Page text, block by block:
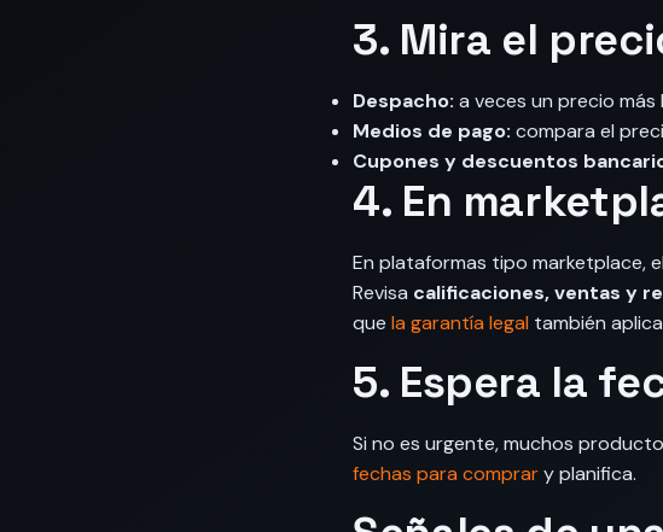
3. Mira el
Despacho: a veces un precio
Medios de pago: compara el
Cupones y descuentos
4. En
En plataformas tipo marketplace,
Revisa calificaciones, ventas y
que la garantía legal también
5. Espera la
Si no es urgente, muchos
fechas para comprary planifica.